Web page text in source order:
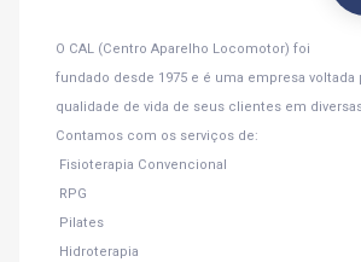
O CAL (Centro Aparelho Locomotor) foi
fundado desde 1975 e é uma empresa voltada
qualidade de vida de seus clientes em
Contamos com os serviços de:
 Fisioterapia Convencional
 RPG
 Pilates
 Hidroterapia